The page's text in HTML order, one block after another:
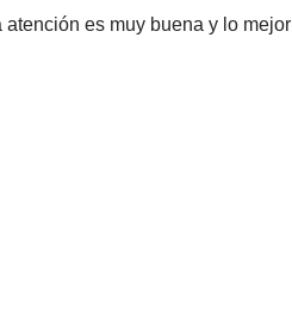
es muy buena y lo mejor